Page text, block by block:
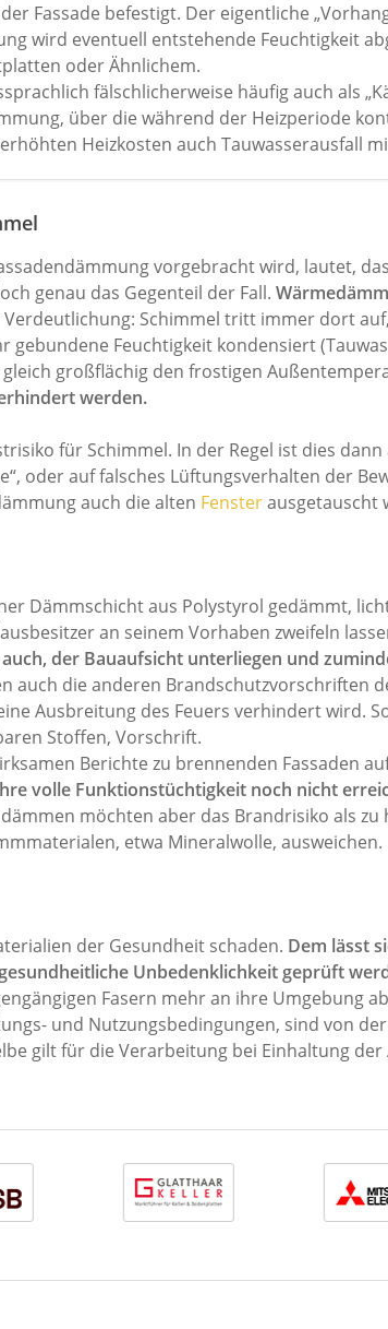
Fassade befestigt. Der eigentliche
wird eventuell entstehende Feuchtigkeit
oder Ähnlichem.
fälschlicherweise häufig auch als
über die während der Heizperiode
Heizkosten auch Tauwasserausfall
vorgebracht wird, lautet,
genau das Gegenteil der Fall.
Verdeutlichung: Schimmel tritt immer dort
Feuchtigkeit kondensiert
großflächig den frostigen
werden.
für Schimmel. In der Regel ist dies
oder auf falsches Lüftungsverhalten der
auch die alten Fensterausgetauscht
Dämmschicht aus Polystyrol gedämmt,
an seinem Vorhaben zweifeln
der Bauaufsicht unterliegen und
auch die anderen Brandschutzvorschriften
Ausbreitung des Feuers verhindert wird.
Stoffen, Vorschrift.
Berichte zu brennenden Fassaden
volle Funktionstüchtigkeit noch nicht
möchten aber das Brandrisiko als
etwa Mineralwolle, ausweichen.
der Gesundheit schaden. Dem lässt
Unbedenklichkeit geprüft
Fasern mehr an ihre Umgebung
und Nutzungsbedingungen, sind von
gilt für die Verarbeitung bei Einhaltung